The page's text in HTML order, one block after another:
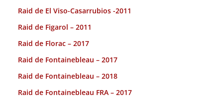
Raid de El Viso-Casarrubios -2011
Raid de Figarol – 2011
Raid de Florac – 2017
Raid de Fontainebleau – 2017
Raid de Fontainebleau – 2018
Raid de Fontainebleau FRA – 2017